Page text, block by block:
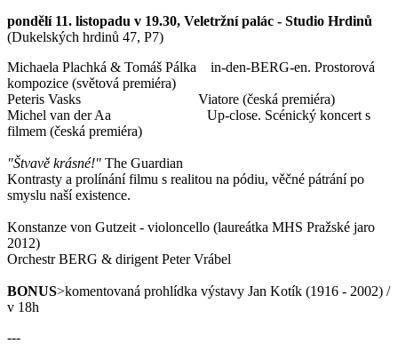
pondělí 11. listopadu v 19.30, Veletržní palác - Studio Hrdinů
(Dukelských hrdinů 47, P7)
Michaela Plachká & Tomáš Pálka in-den-BERG-en. Prostorová
kompozice (světová premiéra)
Peteris Vasks Viatore (česká premiéra)
Michel van der Aa Up-close. Scénický koncert s
filmem (česká premiéra)
"Štvavě krásné!" The Guardian
Kontrasty a prolínání filmu s realitou na pódiu, věčné pátrání po
smyslu naší existence.
Konstanze von Gutzeit - violoncello (laureátka MHS Pražské jaro
2012)
Orchestr BERG & dirigent Peter Vrábel
BONUS>komentovaná prohlídka výstavy Jan Kotík (1916 - 2002) /
v 18h
---